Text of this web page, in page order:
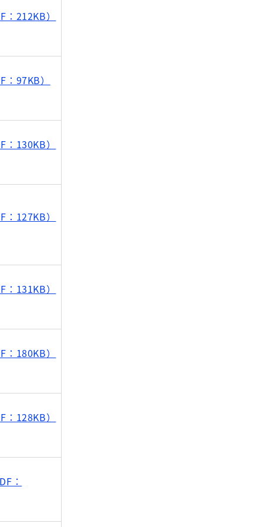
212KB）
97KB）
130KB）
127KB）
131KB）
180KB）
128KB）
：